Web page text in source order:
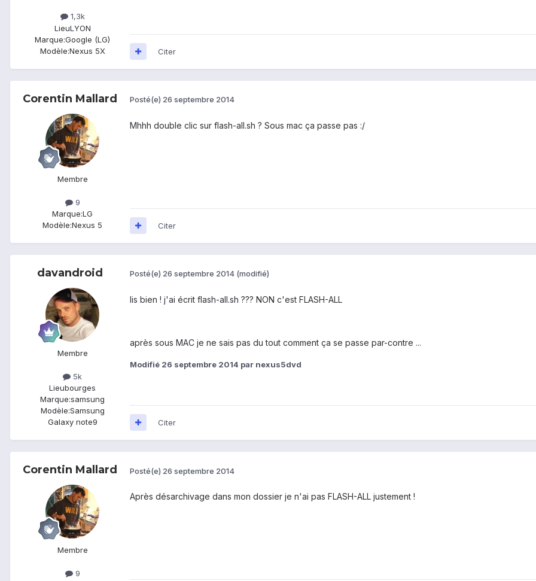
1,3k
LieuLYON
Marque:Google (LG)
Modèle:Nexus 5X Citer
Corentin Mallard
Membre
9
Marque:LG
Modèle:Nexus 5
Posté(e) 26 septembre 2014
Mhhh double clic sur flash-all.sh ? Sous mac ça passe pas :/
Citer
davandroid
Membre
5k
Lieubourges
Marque:samsung
Modèle:Samsung
Galaxy note9
Posté(e) 26 septembre 2014 (modifié)
lis bien ! j'ai écrit flash-all.sh ??? NON c'est FLASH-ALL
après sous MAC je ne sais pas du tout comment ça se passe par-contre ...
Modifié 26 septembre 2014 par nexus5dvd
Citer
Corentin Mallard
Membre
9
Posté(e) 26 septembre 2014
Après désarchivage dans mon dossier je n'ai pas FLASH-ALL justement !